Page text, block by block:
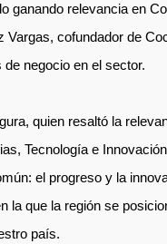
ganando relevancia en
cofundador de
negocio en el sector.
quien resaltó la
Tecnología e
el progreso y la
la que la región se
país.